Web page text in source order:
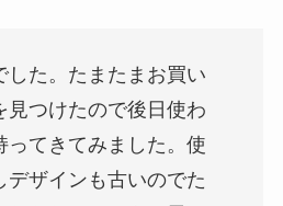
した。たまたまお買い
見つけたので後日使わ
ってきてみました。使
デザインも古いのでた